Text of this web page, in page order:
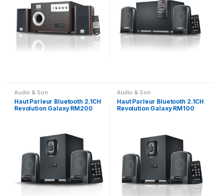
Audio & Son
Haut Parleur Bluetooth 2.1CH
Revolution Galaxy RM200
Audio & Son
Haut Parleur Bluetooth 2.1CH
Revolution Galaxy RM100